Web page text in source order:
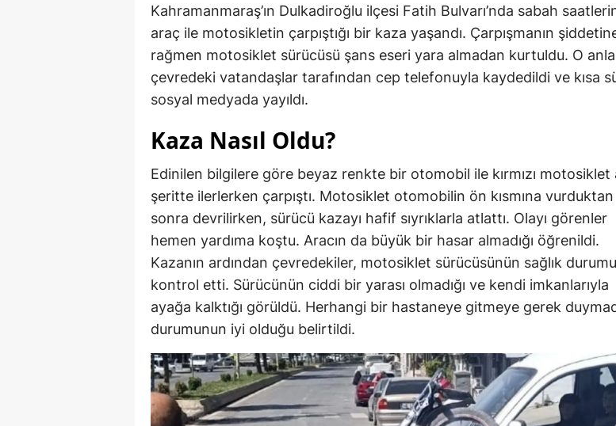
Kahramanmaraş’ın Dulkadiroğlu ilçesi Fatih Bulvarı’nda sabah
araç ile motosikletin çarpıştığı bir kaza yaşandı. Çarpışmanın
rağmen motosiklet sürücüsü şans eseri yara almadan kurtuldu. O
çevredeki vatandaşlar tarafından cep telefonuyla kaydedildi ve kısa
sosyal medyada yayıldı.
Kaza Nasıl Oldu?
Edinilen bilgilere göre beyaz renkte bir otomobil ile kırmızı motosiklet
şeritte ilerlerken çarpıştı. Motosiklet otomobilin ön kısmına vurduktan
sonra devrilirken, sürücü kazayı hafif sıyrıklarla atlattı. Olayı görenler
hemen yardıma koştu. Aracın da büyük bir hasar almadığı öğrenildi.
Kazanın ardından çevredekiler, motosiklet sürücüsünün sağlık
kontrol etti. Sürücünün ciddi bir yarası olmadığı ve kendi imkanlarıyla
ayağa kalktığı görüldü. Herhangi bir hastaneye gitmeye gerek
durumunun iyi olduğu belirtildi.